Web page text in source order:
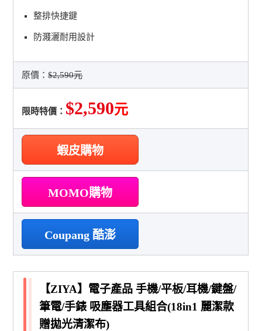
整排快捷鍵
防濺灑耐用設計
原價：$2,590元
限時特價： $2,590元
蝦皮購物
MOMO購物
Coupang 酷澎
【ZIYA】電子產品 手機/平板/耳機/鍵盤/
筆電/手錶 吸塵器工具組合(18in1 麗潔款
贈拋光清潔布)